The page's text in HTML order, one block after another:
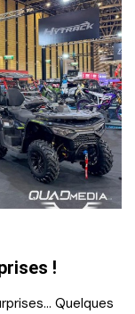
!
Quelques